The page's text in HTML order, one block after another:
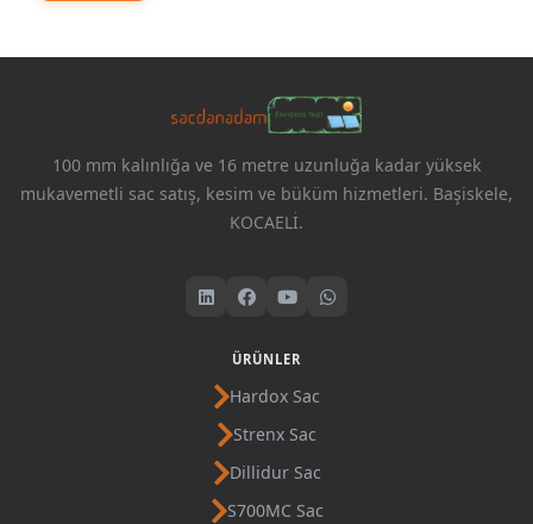
100 mm kalınlığa ve 16 metre uzunluğa kadar yüksek
mukavemetli sac satış, kesim ve büküm hizmetleri. Başiskele,
KOCAELİ.
ÜRÜNLER
Hardox Sac
Strenx Sac
Dillidur Sac
S700MC Sac